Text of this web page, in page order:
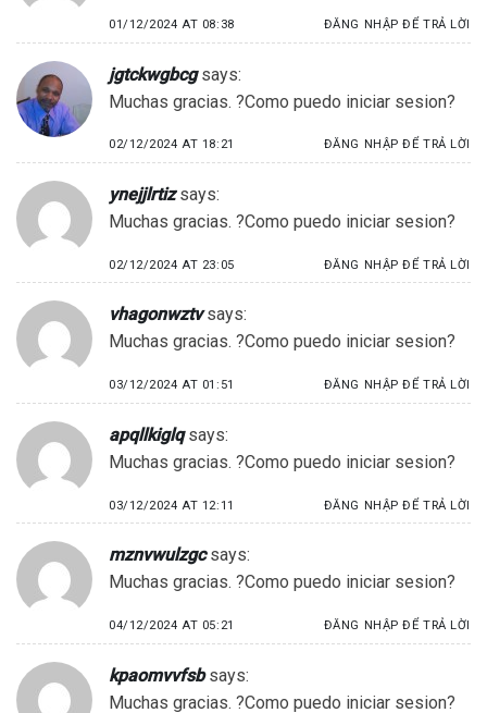
01/12/2024 AT 08:38 ĐĂNG NHẬP ĐỂ TRẢ LỜI
jgtckwgbcg says:
Muchas gracias. ?Como puedo iniciar sesion?
02/12/2024 AT 18:21 ĐĂNG NHẬP ĐỂ TRẢ LỜI
ynejjlrtiz says:
Muchas gracias. ?Como puedo iniciar sesion?
02/12/2024 AT 23:05 ĐĂNG NHẬP ĐỂ TRẢ LỜI
vhagonwztv says:
Muchas gracias. ?Como puedo iniciar sesion?
03/12/2024 AT 01:51 ĐĂNG NHẬP ĐỂ TRẢ LỜI
apqllkiglq says:
Muchas gracias. ?Como puedo iniciar sesion?
03/12/2024 AT 12:11 ĐĂNG NHẬP ĐỂ TRẢ LỜI
mznvwulzgc says:
Muchas gracias. ?Como puedo iniciar sesion?
04/12/2024 AT 05:21 ĐĂNG NHẬP ĐỂ TRẢ LỜI
kpaomvvfsb says:
Muchas gracias. ?Como puedo iniciar sesion?